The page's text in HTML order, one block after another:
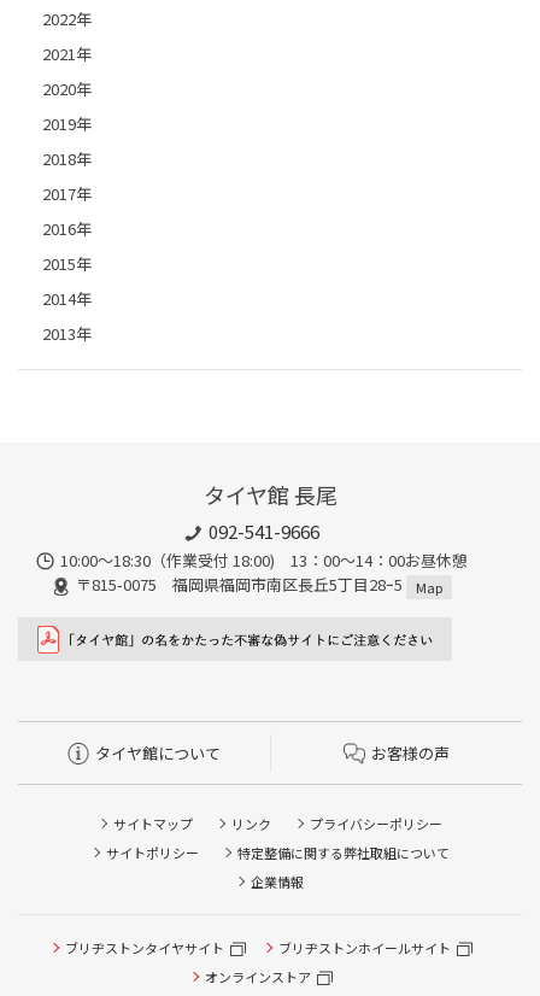
2022年
2021年
2020年
2019年
2018年
2017年
2016年
2015年
2014年
2013年
タイヤ館 長尾
092-541-9666
10:00～18:30（作業受付 18:00) 13：00～14：00お昼休憩
〒815-0075 福岡県福岡市南区長丘5丁目28ｰ5
Map
タイヤ館について お客様の声
サイトマップ リンク
プライバシーポリシー
サイトポリシー
特定整備に関する弊社取組について
企業情報
ブリヂストンタイヤサイト
ブリヂストンホイールサイト
オンラインストア
タイヤ点検・安全点検/タイヤ履き替え/オイル交換/その他
ピット作業の予約